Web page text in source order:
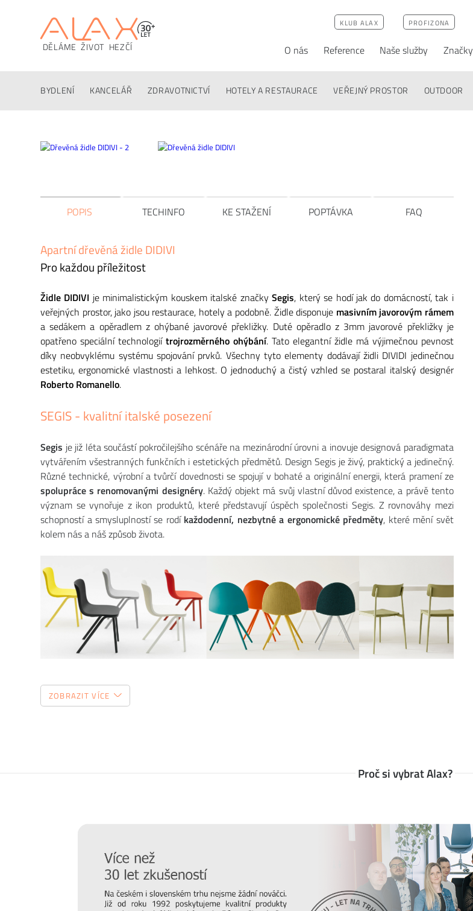
DĚLÁME ŽIVOT HEZČÍ
KLUB ALAX PROFIZONA
O nás Reference Naše služby Značky
BYDLENÍ KANCELÁŘ ZDRAVOTNICTVÍ HOTELY A RESTAURACE VEŘEJNÝ PROSTOR OUTDOOR
FAQ
POPIS TECHINFO KE STAŽENÍ POPTÁVKA FAQ
Apartní dřevěná židle DIDIVI
Pro každou příležitost
Židle DIDIVI je minimalistickým kouskem italské značkySegis, který se hodí jak do domácností, tak i
veřejných prostor, jako jsou restaurace, hotely a podobně. Židle disponuje masivním javorovým rámem
a sedákem a opěradlem z ohýbané javorové překližky. Duté opěradlo z 3mm javorové překližky je
opatřeno speciální technologiítrojrozměrného ohýbání. Tato elegantní židle má výjimečnou pevnost
díky neobvyklému systému spojování prvků. Všechny tyto elementy dodávají židli DIVIDI jedinečnou
estetiku, ergonomické vlastnosti a lehkost. O jednoduchý a čistý vzhled se postaral italský designér
Roberto Romanello.
SEGIS - kvalitní italské posezení
Segis je již léta součástí pokročilejšího scénáře na mezinárodní úrovni a inovuje designová paradigmata
vytvářením všestranných funkčních i estetických předmětů. Design Segis je živý, praktický a jedinečný.
Různé technické, výrobní a tvůrčí dovednosti se spojují v bohaté a originální energii, která pramení ze
spolupráce s renomovanými designéry. Každý objekt má svůj vlastní důvod existence, a právě tento
význam se vynořuje z ikon produktů, které představují úspěch společnosti Segis. Z rovnováhy mezi
schopností a smysluplností se rodí každodenní, nezbytné a ergonomické předměty, které mění svět
kolem nás a náš způsob života.
Prodlužte životnost nábytku
ZOBRAZIT VÍCE
Proč si vybrat Alax?